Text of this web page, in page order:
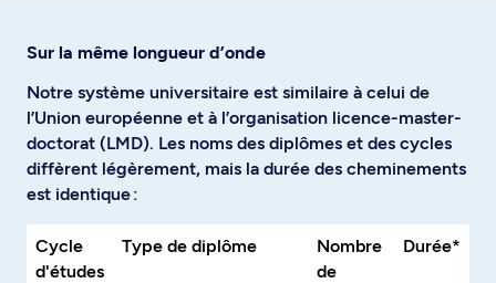
Sur la même longueur d’onde
Notre système universitaire est similaire à celui de
l’Union européenne et à l’organisation licence-master-
doctorat (LMD). Les noms des diplômes et des cycles
diffèrent légèrement, mais la durée des cheminements
est identique :
Cycle
d'études
Type de diplôme
Nombre
de
Durée*